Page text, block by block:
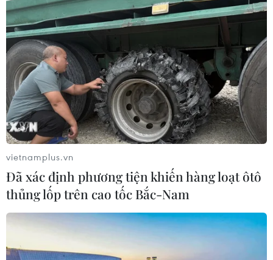
vietnamplus.vn
Đã xác định phương tiện khiến hàng loạt ôtô
thủng lốp trên cao tốc Bắc-Nam